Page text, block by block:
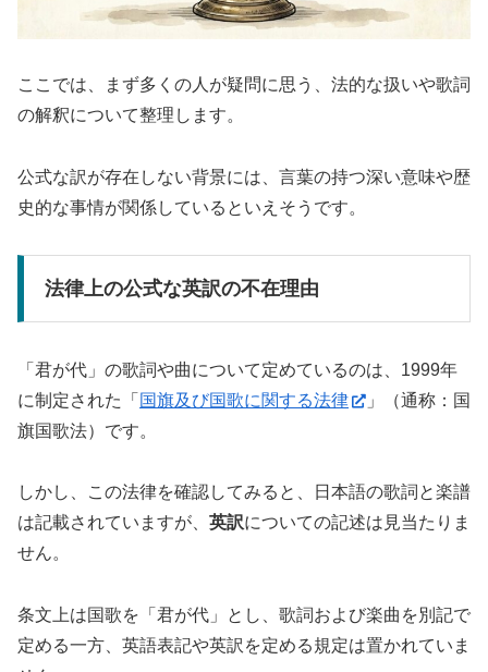
ここでは、まず多くの人が疑問に思う、法的な扱いや歌詞
の解釈について整理します。
公式な訳が存在しない背景には、言葉の持つ深い意味や歴
史的な事情が関係しているといえそうです。
法律上の公式な英訳の不在理由
「君が代」の歌詞や曲について定めているのは、1999年
に制定された「 国旗及び国歌に関する法律
」（通称：国
旗国歌法）です。
しかし、この法律を確認してみると、日本語の歌詞と楽譜
は記載されていますが、 英訳についての記述は見当たりま
せん。
条文上は国歌を「君が代」とし、歌詞および楽曲を別記で
定める一方、英語表記や英訳を定める規定は置かれていま